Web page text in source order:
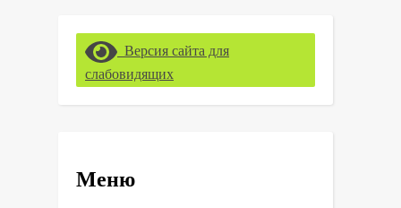
Версия сайта для
слабовидящих
Меню